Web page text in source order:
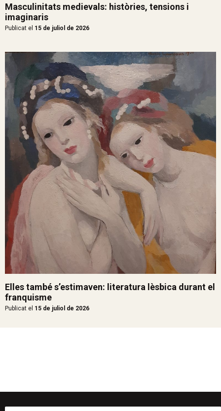
Masculinitats medievals: històries, tensions i
imaginaris
Publicat el 15 de juliol de 2026
Elles també s’estimaven: literatura lèsbica durant el
franquisme
Publicat el 15 de juliol de 2026